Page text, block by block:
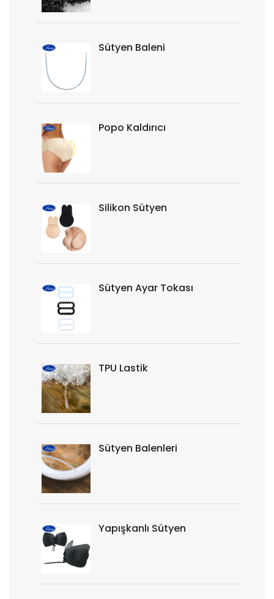
Sütyen Baleni
Popo Kaldırıcı
Silikon Sütyen
Sütyen Ayar Tokası
TPU Lastik
Sütyen Balenleri
Yapışkanlı Sütyen